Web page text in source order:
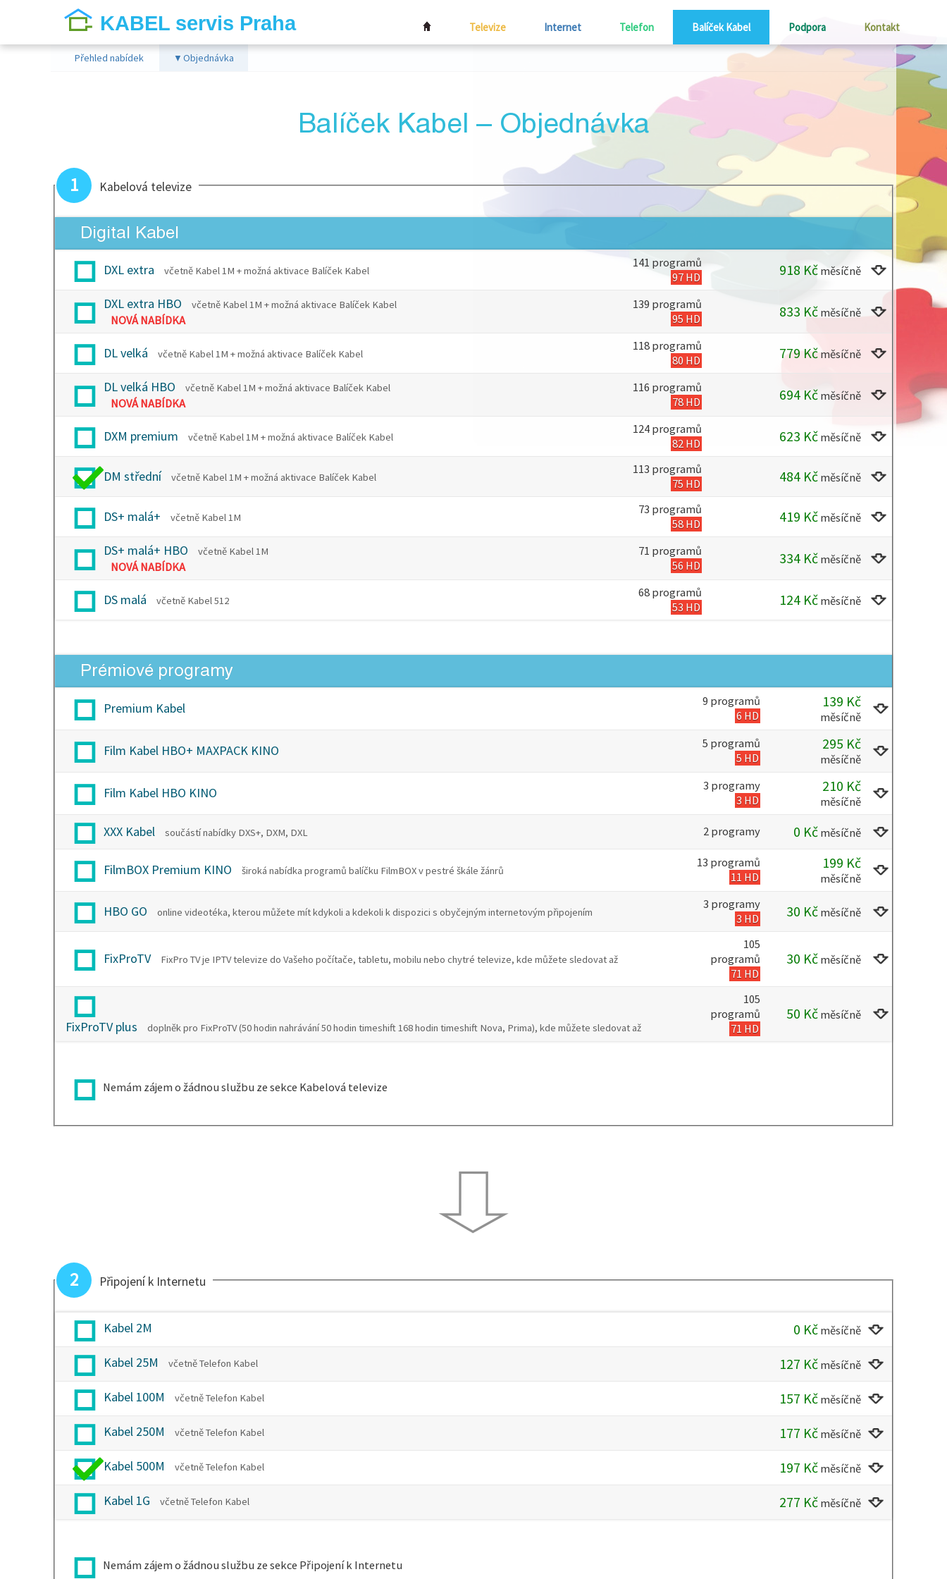
KABEL servis Praha Televize Internet Telefon Balíček Kabel Podpora Kontakt
Přehled nabídek ▼ Objednávka
Balíček Kabel – Objednávka
1 Kabelová televize
Digital Kabel
DXL extra včetně Kabel 1M + možná aktivace Balíček Kabel
141 programů
97 HD
918 Kčměsíčně
DXL extra HBO včetně Kabel 1M + možná aktivace Balíček Kabel
NOVÁ NABÍDKA
139 programů
95 HD
833 Kčměsíčně
DL velká včetně Kabel 1M + možná aktivace Balíček Kabel
118 programů
80 HD
779 Kčměsíčně
DL velká HBO včetně Kabel 1M + možná aktivace Balíček Kabel
NOVÁ NABÍDKA
116 programů
78 HD
694 Kčměsíčně
DXM premium včetně Kabel 1M + možná aktivace Balíček Kabel
124 programů
82 HD
623 Kčměsíčně
DM střední včetně Kabel 1M + možná aktivace Balíček Kabel
113 programů
75 HD
484 Kčměsíčně
DS+ malá+ včetně Kabel 1M
73 programů
58 HD
419 Kčměsíčně
DS+ malá+ HBO včetně Kabel 1M
NOVÁ NABÍDKA
71 programů
56 HD
334 Kčměsíčně
DS malá včetně Kabel 512
68 programů
53 HD
124 Kčměsíčně
Prémiové programy
Premium Kabel
9 programů
6 HD
139 Kč
měsíčně
Film Kabel HBO+ MAXPACK KINO
5 programů
5 HD
295 Kč
měsíčně
Film Kabel HBO KINO
3 programy
3 HD
210 Kč
měsíčně
XXX Kabel součástí nabídky DXS+, DXM, DXL 2 programy 0 Kčměsíčně
FilmBOX Premium KINO široká nabídka programů balíčku FilmBOX v pestré škále žánrů
13 programů
11 HD
199 Kč
měsíčně
HBO GO online videotéka, kterou můžete mít kdykoli a kdekoli k dispozici s obyčejným internetovým připojením
3 programy
3 HD
30 Kčměsíčně
FixProTV FixPro TV je IPTV televize do Vašeho počítače, tabletu, mobilu nebo chytré televize, kde můžete sledovat až
105
programů
71 HD
30 Kčměsíčně
FixProTV plus doplněk pro FixProTV (50 hodin nahrávání 50 hodin timeshift 168 hodin timeshift Nova, Prima), kde můžete sledovat až
105
programů
71 HD
50 Kčměsíčně
Nemám zájem o žádnou službu ze sekce Kabelová televize
2 Připojení k Internetu
Kabel 2M 0 Kčměsíčně
Kabel 25M včetně Telefon Kabel 127 Kčměsíčně
Kabel 100M včetně Telefon Kabel 157 Kčměsíčně
Kabel 250M včetně Telefon Kabel 177 Kčměsíčně
Kabel 500M včetně Telefon Kabel 197 Kčměsíčně
Kabel 1G včetně Telefon Kabel 277 Kčměsíčně
Nemám zájem o žádnou službu ze sekce Připojení k Internetu